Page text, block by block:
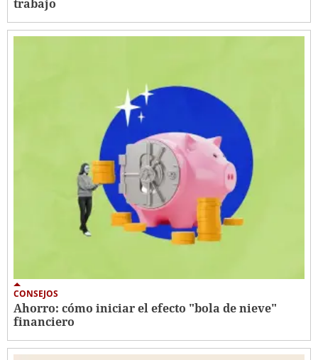
trabajo
CONSEJOS
Ahorro: cómo iniciar el efecto "bola de nieve"
financiero